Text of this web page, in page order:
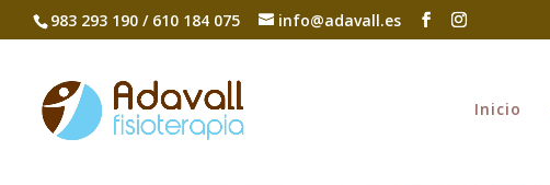
983 293 190 / 610 184 075 info@adavall.es
Inicio